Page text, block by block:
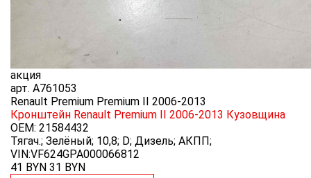
акция
арт. A761053
Renault Premium Premium II 2006-2013
Кронштейн Renault Premium II 2006-2013 Кузовщина
OEM: 21584432
Тягач.; Зелёный; 10,8; D; Дизель; АКПП;
VIN:VF624GPA000066812
41 BYN 31 BYN